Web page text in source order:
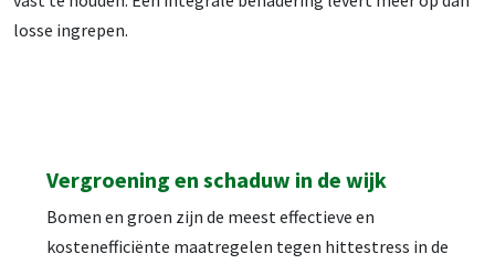
losse ingrepen.
Vergroening en schaduw in de wijk
Bomen en groen zijn de meest effectieve en
kostenefficiënte maatregelen tegen hittestress in de